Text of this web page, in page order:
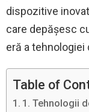
dispozitive
care depășesc
eră a tehnologiei
Table of
1. Tehnologii